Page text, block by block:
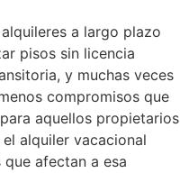
a largo plazo
pisos sin licencia
y muchas veces
compromisos que
aquellos propietarios
alquiler vacacional
afectan a esa